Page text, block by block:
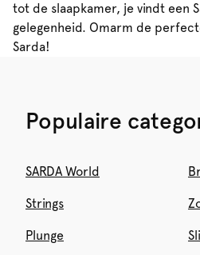
tot de slaapkamer, je vindt een
gelegenheid. Omarm de
Sarda!
Populaire
SARDA World
Strings
Plunge